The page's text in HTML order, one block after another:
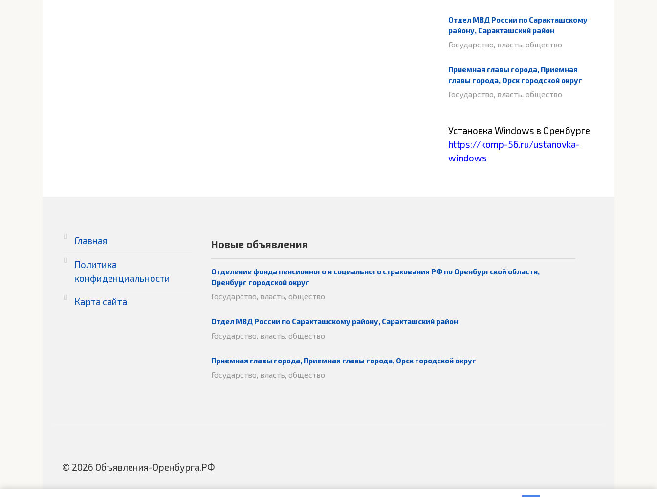
Отдел МВД России по Саракташскому
району, Саракташский район
Государство, власть, общество
Приемная главы города, Приемная
главы города, Орск городской округ
Государство, власть, общество
Установка Windows в Оренбурге
https://komp-56.ru/ustanovka-
windows
Главная
Политика
конфиденциальности
Карта сайта
Новые объявления
Отделение фонда пенсионного и социального страхования РФ по Оренбургской области,
Оренбург городской округ
Государство, власть, общество
Отдел МВД России по Саракташскому району, Саракташский район
Государство, власть, общество
Приемная главы города, Приемная главы города, Орск городской округ
Государство, власть, общество
© 2026 Объявления-Оренбурга.РФ